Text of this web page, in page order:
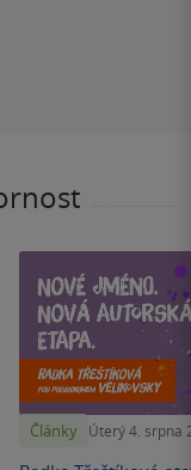
Články Úterý 4. srpna